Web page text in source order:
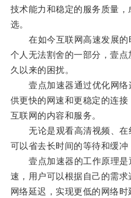
技术能力和稳定的服务质量
选。
在如今互联网高速发展的
个人无法割舍的一部分，壹
久以来的困扰。
壹点加速器通过优化网络
供更快的网速和更稳定的连
互联网的内容和服务。
无论是观看高清视频、在
可以省去长时间的等待和缓冲
壹点加速器的工作原理是
速，用户可以根据自己的需
网络延迟，实现更低的网络时